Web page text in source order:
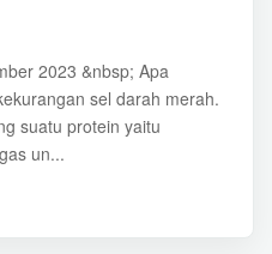
2023 &nbsp; Apa
sel darah merah.
suatu protein yaitu
un...